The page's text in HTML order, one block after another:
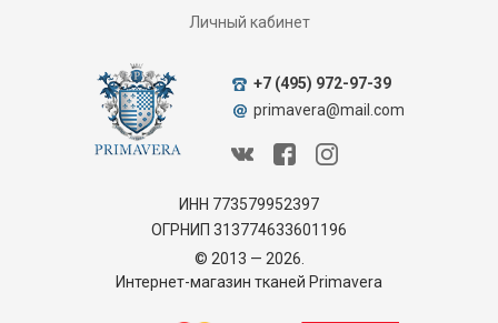
Личный кабинет
ИНН 773579952397
ОГРНИП 313774633601196
© 2013 — 2026.
Интернет-магазин тканей Primavera
+7 (495) 972-97-39
primavera@mail.com